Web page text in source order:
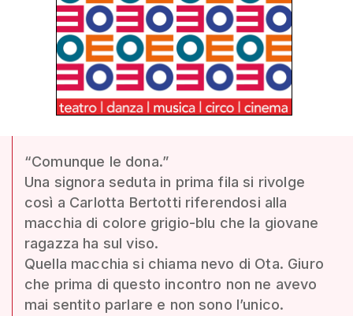
“Comunque le dona.”
Una signora seduta in prima fila si rivolge
così a Carlotta Bertotti riferendosi alla
macchia di colore grigio-blu che la giovane
ragazza ha sul viso.
Quella macchia si chiama nevo di Ota. Giuro
che prima di questo incontro non ne avevo
mai sentito parlare e non sono l’unico.